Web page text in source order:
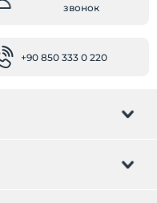
звонок
+90 850 333 0 220